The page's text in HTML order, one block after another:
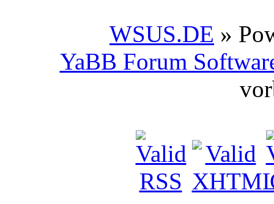
WSUS.DE »
YaBB Forum